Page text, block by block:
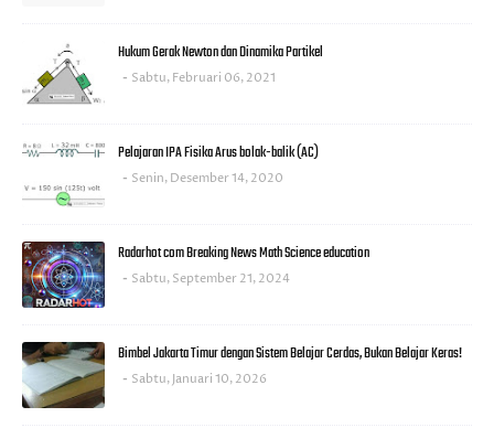
Hukum Gerak Newton dan Dinamika Partikel
Sabtu, Februari 06, 2021
Pelajaran IPA Fisika Arus bolak-balik (AC)
Senin, Desember 14, 2020
Radarhot com Breaking News Math Science education
Sabtu, September 21, 2024
Bimbel Jakarta Timur dengan Sistem Belajar Cerdas, Bukan Belajar Keras!
Sabtu, Januari 10, 2026